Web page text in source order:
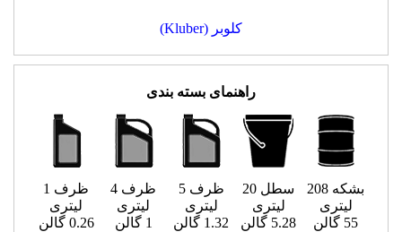
کلوبر (Kluber)
راهنمای بسته بندی
بشکه 208
لیتری
55 گالن
سطل 20
لیتری
5.28 گالن
ظرف 5
لیتری
1.32 گالن
ظرف 4
لیتری
1 گالن
ظرف 1
لیتری
0.26 گالن